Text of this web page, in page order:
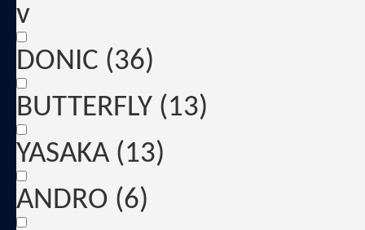
v
DONIC (36)
BUTTERFLY (13)
YASAKA (13)
ANDRO (6)